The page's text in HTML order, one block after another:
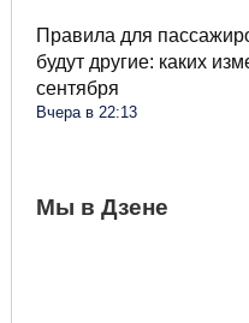
Правила для
будут другие: каких
сентября
Вчера в 22:13
Мы в Дзене
Самые безопасные и
магазине: на какие
Гражданам начали
Через сколько дней